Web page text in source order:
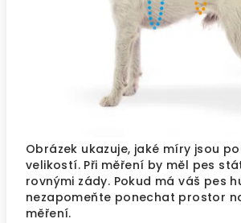
Obrázek ukazuje, jaké míry jsou
velikostí. Při měření by měl pes
rovnými zády. Pokud má váš pes
nezapomeňte ponechat prostor
měření.